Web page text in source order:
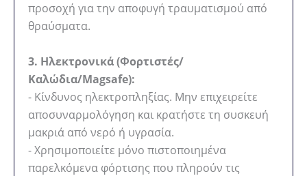
προσοχή για την αποφυγή τραυματισμού από
θραύσματα.
3. Ηλεκτρονικά (Φορτιστές/
Καλώδια/Magsafe):
- Κίνδυνος ηλεκτροπληξίας. Μην επιχειρείτε
αποσυναρμολόγηση και κρατήστε τη συσκευή
μακριά από νερό ή υγρασία.
- Χρησιμοποιείτε μόνο πιστοποιημένα
παρελκόμενα φόρτισης που πληρούν τις